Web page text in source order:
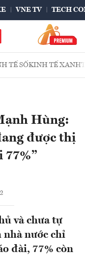
VNE TV TECH
TẾ SỐKINH TẾ XANH
Hùng:
được thị
và chưa tự
nhà nước chỉ
đài, 77% còn